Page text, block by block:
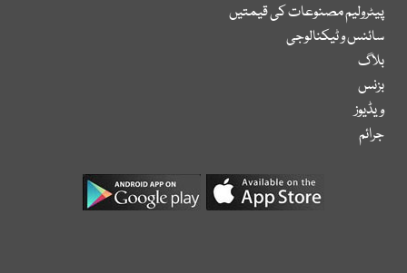
پیٹرولیم مصنوعات کی قیمتیں
سائنس و ٹیکنالوجی
بلاگ
بزنس
ویڈیوز
جرائم